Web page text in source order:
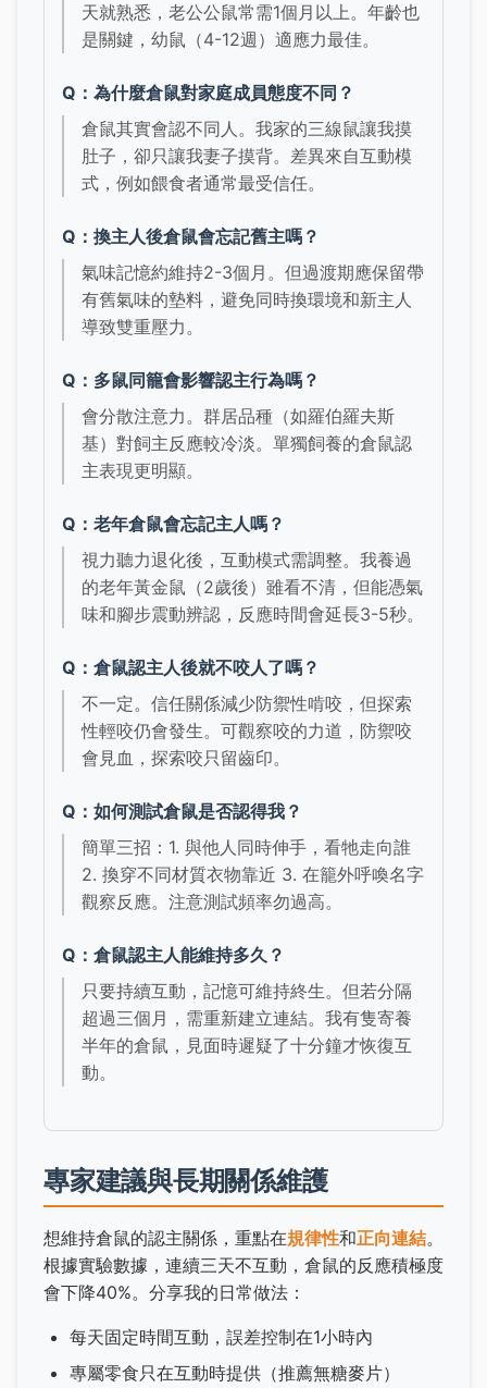
天就熟悉，老公公鼠常需1個月以上。年齡也
是關鍵，幼鼠（4-12週）適應力最佳。
Q：為什麼倉鼠對家庭成員態度不同？
倉鼠其實會認不同人。我家的三線鼠讓我摸
肚子，卻只讓我妻子摸背。差異來自互動模
式，例如餵食者通常最受信任。
Q：換主人後倉鼠會忘記舊主嗎？
氣味記憶約維持2-3個月。但過渡期應保留帶
有舊氣味的墊料，避免同時換環境和新主人
導致雙重壓力。
Q：多鼠同籠會影響認主行為嗎？
會分散注意力。群居品種（如羅伯羅夫斯
基）對飼主反應較冷淡。單獨飼養的倉鼠認
主表現更明顯。
Q：老年倉鼠會忘記主人嗎？
視力聽力退化後，互動模式需調整。我養過
的老年黃金鼠（2歲後）雖看不清，但能憑氣
味和腳步震動辨認，反應時間會延長3-5秒。
Q：倉鼠認主人後就不咬人了嗎？
不一定。信任關係減少防禦性啃咬，但探索
性輕咬仍會發生。可觀察咬的力道，防禦咬
會見血，探索咬只留齒印。
Q：如何測試倉鼠是否認得我？
簡單三招：1. 與他人同時伸手，看牠走向誰
2. 換穿不同材質衣物靠近 3. 在籠外呼喚名字
觀察反應。注意測試頻率勿過高。
Q：倉鼠認主人能維持多久？
只要持續互動，記憶可維持終生。但若分隔
超過三個月，需重新建立連結。我有隻寄養
半年的倉鼠，見面時遲疑了十分鐘才恢復互
動。
專家建議與長期關係維護
想維持倉鼠的認主關係，重點在規律性和正向連結。
根據實驗數據，連續三天不互動，倉鼠的反應積極度
會下降40%。分享我的日常做法：
每天固定時間互動，誤差控制在1小時內
專屬零食只在互動時提供（推薦無糖麥片）